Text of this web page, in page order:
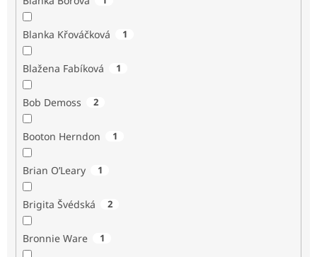
Blanka Křováčková 1
Blažena Fabíková 1
Bob Demoss 2
Booton Herndon 1
Brian O’Leary 1
Brigita Švédská 2
Bronnie Ware 1